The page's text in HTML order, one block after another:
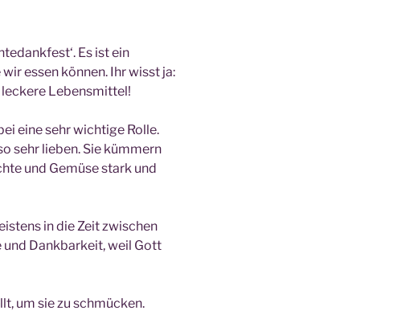
Es ist ein
essen können. Ihr wisst ja:
Lebensmittel!
eine sehr wichtige Rolle.
sehr lieben. Sie kümmern
und Gemüse stark und
in die Zeit zwischen
und Dankbarkeit, weil Gott
um sie zu schmücken.